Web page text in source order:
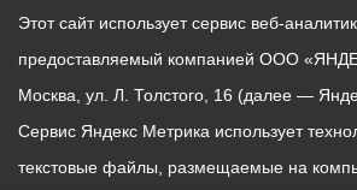
Этот сайт использует сервис веб-
предоставляемый компанией ООО
Москва, ул. Л. Толстого, 16 (далее —
Сервис Яндекс Метрика использует
текстовые файлы, размещаемые на